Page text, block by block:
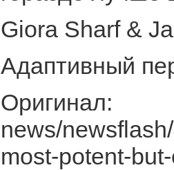
Giora Sharf &
Адаптивный
Оригинал:
news/
most-potent-